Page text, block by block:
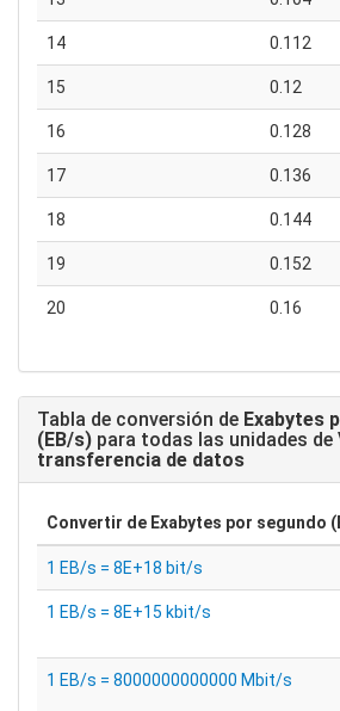
14 0.112
15 0.12
16 0.128
17 0.136
18 0.144
19 0.152
20 0.16
Tabla de conversión de Exabytes
(EB/s) para todas las unidades de
transferencia de datos
Convertir de Exabytes por segundo
1 EB/s = 8E+18 bit/s
1 EB/s = 8E+15 kbit/s
1 EB/s = 8000000000000 Mbit/s